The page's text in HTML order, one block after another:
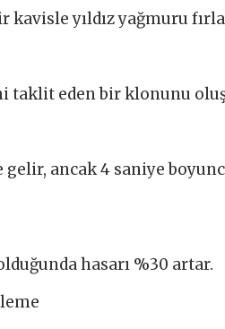
kavisle yıldız yağmuru
taklit eden bir klonunu
gelir, ancak 4 saniye
hasarı %30 artar.